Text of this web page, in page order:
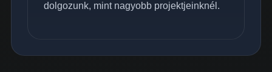
dolgozunk, mint nagyobb projektjeinknél.